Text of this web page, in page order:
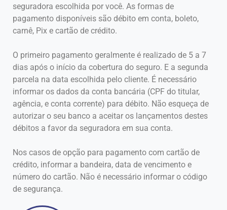
seguradora escolhida por você. As formas de
pagamento disponíveis são débito em conta, boleto,
carnê, Pix e cartão de crédito.
O primeiro pagamento geralmente é realizado de 5 a 7
dias após o início da cobertura do seguro. E a segunda
parcela na data escolhida pelo cliente. É necessário
informar os dados da conta bancária (CPF do titular,
agência, e conta corrente) para débito. Não esqueça de
autorizar o seu banco a aceitar os lançamentos destes
débitos a favor da seguradora em sua conta.
Nos casos de opção para pagamento com cartão de
crédito, informar a bandeira, data de vencimento e
número do cartão. Não é necessário informar o código
de segurança.